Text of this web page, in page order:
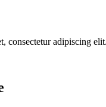
consectetur adipiscing